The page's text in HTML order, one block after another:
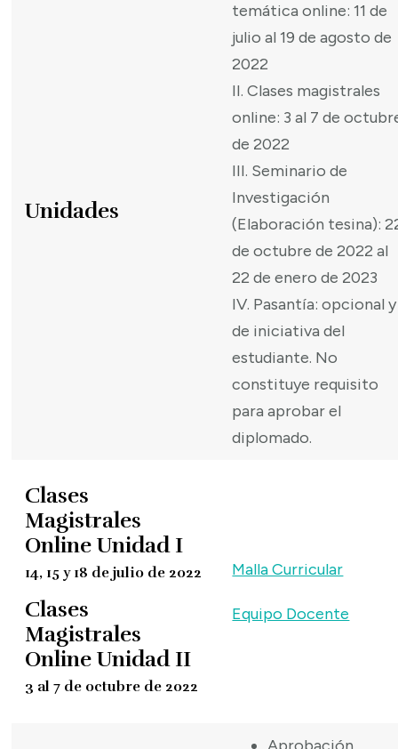
Unidades
temática online: 11 de
julio al 19 de agosto de
2022
II. Clases magistrales
online: 3 al 7 de
de 2022
III. Seminario de
Investigación
(Elaboración tesina):
de octubre de 2022 al
22 de enero de 2023
IV. Pasantía: opcional y
de iniciativa del
estudiante. No
constituye requisito
para aprobar el
diplomado.
Clases
Magistrales
Online Unidad I
14, 15 y 18 de julio de 2022
Clases
Magistrales
Online Unidad II
3 al 7 de octubre de 2022
Malla Curricular
Equipo Docente